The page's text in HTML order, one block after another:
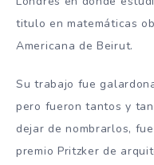
titulo en matemáticas
Americana de Beirut.
Su trabajo fue
pero fueron tantos y
dejar de nombrarlos,
premio Pritzker de